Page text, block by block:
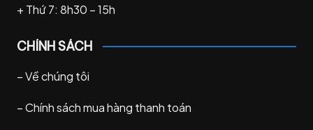
+ Thứ 7: 8h30 – 15h
CHÍNH SÁCH
–Về chúng tôi
–Chính sách mua hàng thanh toán